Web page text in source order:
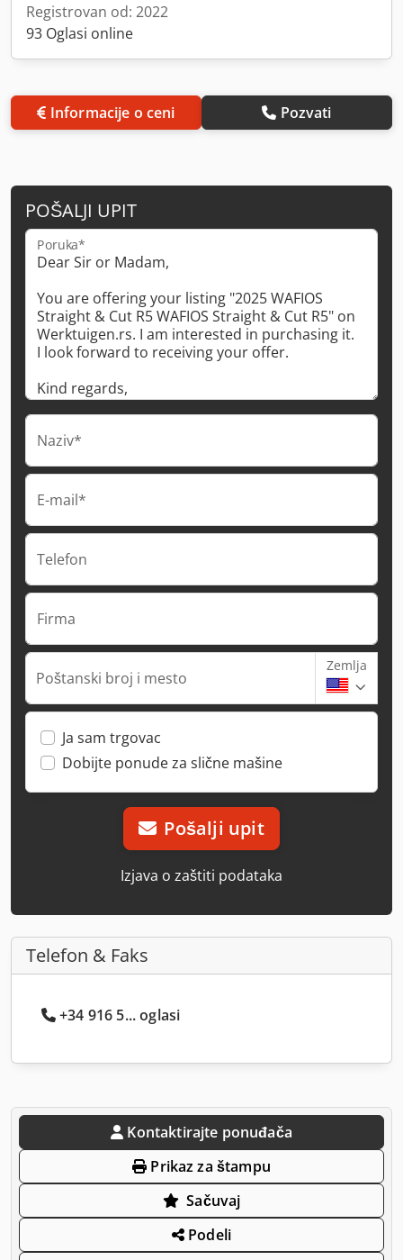
Registrovan od: 2022
93 Oglasi online
Informacije o ceni Pozvati
POŠALJI UPIT
Poruka*
Naziv*
E-mail*
Telefon
Firma
Poštanski broj i mesto
Zemlja
Ja sam trgovac
Dobijte ponude za slične mašine
Pošalji upit
Izjava o zaštiti podataka
Telefon & Faks
+34 916 5... oglasi
Kontaktirajte ponuđača
Prikaz za štampu
Sačuvaj
Podeli